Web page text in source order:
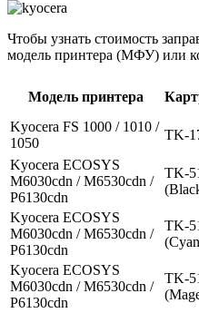
Чтобы узнать стоимость
модель принтера (МФУ) или
Модель принтера
Kyocera FS 1000 / 1010 /
1050
TK-
Kyocera ECOSYS
M6030cdn / M6530cdn /
P6130cdn
TK-
Kyocera ECOSYS
M6030cdn / M6530cdn /
P6130cdn
TK-
Kyocera ECOSYS
M6030cdn / M6530cdn /
P6130cdn
TK-